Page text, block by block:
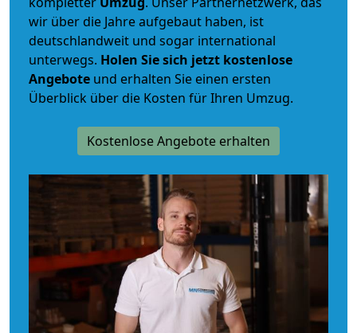
wir über die Jahre aufgebaut haben, ist
deutschlandweit und sogar international
unterwegs. Holen Sie sich jetzt kostenlose
Angebote und erhalten Sie einen ersten
Überblick über die Kosten für Ihren Umzug.
Kostenlose Angebote erhalten